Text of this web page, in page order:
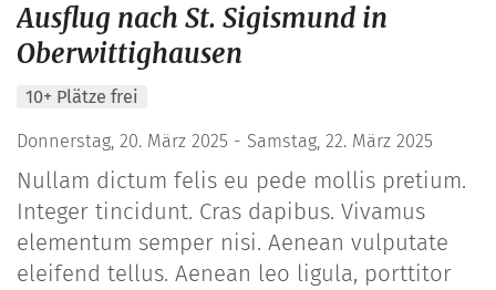
Ausflug nach St. Sigismund in
Oberwittighausen
10+ Plätze frei
Donnerstag, 20. März 2025 - Samstag, 22. März 2025
Nullam dictum felis eu pede mollis pretium.
Integer tincidunt. Cras dapibus. Vivamus
elementum semper nisi. Aenean vulputate
eleifend tellus. Aenean leo ligula, porttitor